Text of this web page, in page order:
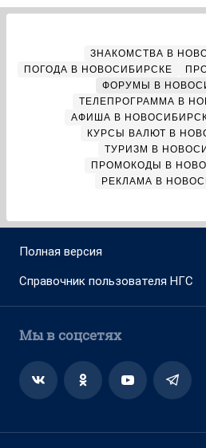
ЗНАКОМСТВА В
ПОГОДА В НОВОСИБИРСКЕ
ФОРУМЫ В
ТЕЛЕПРОГРАММА В
АФИША В
КУРСЫ ВАЛЮТ В
ТУРИЗМ В
ПРОМОКОДЫ В
РЕКЛАМА В
Полная версия
Справочник пользователя НГС
Мы в соцсетях